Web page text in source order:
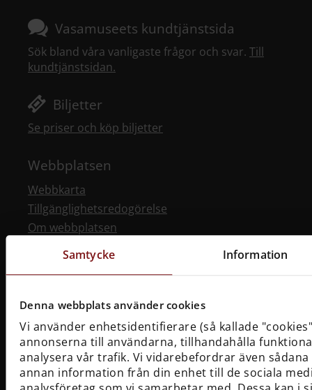
Samtycke Information
Denna webbplats använder cookies
Vi använder enhetsidentifierare (så kallade
annonserna till användarna, tillhandahålla
analysera vår trafik. Vi vidarebefordrar även
annan information från din enhet till de sociala
Vasamuseets kundtjänstsida
Sök bland våra vanligaste frågor och svar. Till
kundtjänstsidan.
Biljetter
Se priser och köp biljetter
Webbplatsen
Webbkarta
Tillgänglighetsredogörelse
Om webbplatsen
Behandling av personuppgifter
Genvägar
Press
Bransch
Visselblåsartjänst